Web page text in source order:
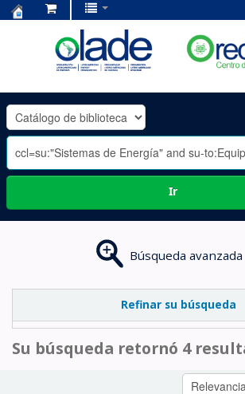
OLADE
-
Ir
Búsqueda avanzada
Refinar su búsqueda
Su búsqueda retornó 4